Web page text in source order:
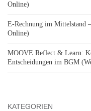
Online)
E-Rechnung im Mittelstand
Online)
MOOVE Reflect & Learn:
Entscheidungen im BGM
KATEGORIEN